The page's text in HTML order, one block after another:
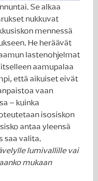
Se alkaa
nukkuvat
mennessä
He heräävät
lastenohjelmat
aamupalaa
että aikuiset eivät
vaan
– kuinka
isosiskon
antaa yleensä
saa valita.
lumivallille vai
mukaan